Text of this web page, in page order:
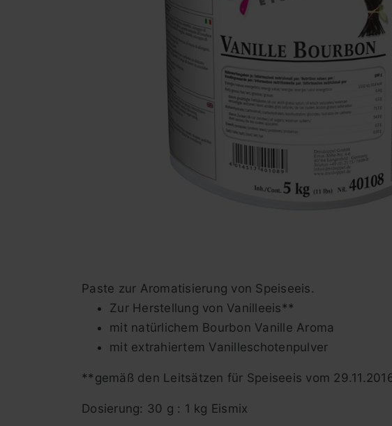
Paste zur Aromatisierung von Speiseeis.
Zur Herstellung von Vanilleeis**
mit natürlichem Bourbon Vanille Aroma
mit extrahiertem Vanilleschotenpulver
**gemäß den Leitsätzen für Speiseeis vom
Dosierung: 30 g : 1 kg Eismix